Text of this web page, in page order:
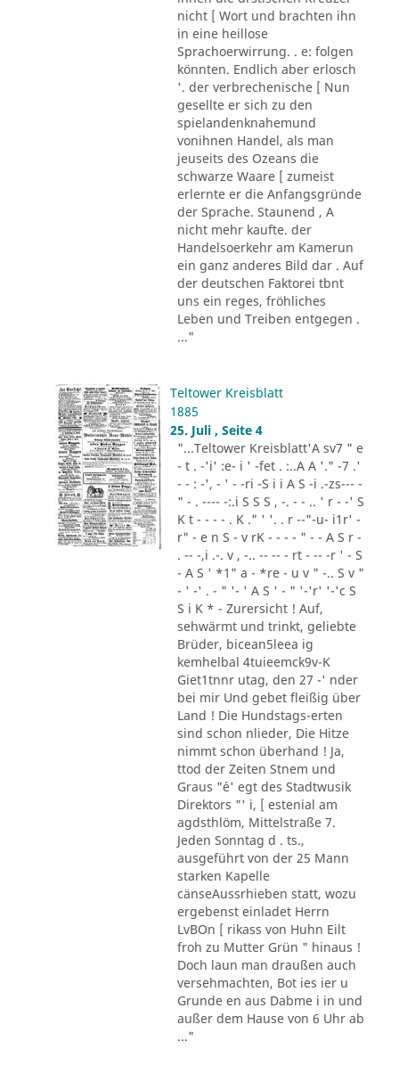
nicht [ Wort und brachten ihn
in eine heillose
Sprachoerwirrung. . e: folgen
könnten. Endlich aber erlosch
'. der verbrechenische [ Nun
gesellte er sich zu den
spielandenknahemund
vonihnen Handel, als man
jeuseits des Ozeans die
schwarze Waare [ zumeist
erlernte er die Anfangsgründe
der Sprache. Staunend , A
nicht mehr kaufte. der
Handelsoerkehr am Kamerun
ein ganz anderes Bild dar . Auf
der deutschen Faktorei tbnt
uns ein reges, fröhliches
Leben und Treiben entgegen .
..."
Teltower Kreisblatt
1885
25. Juli , Seite 4
"...Teltower Kreisblatt'A sv7 " e
- t . -'i' :e- i ' -fet . :..A A '." -7 .'
- - : -', - ' - -ri -S i i A S -i .-zs--- -
" - . ---- -:.i S S S , -. - - .. ' r - -' S
K t - - - - . K ." ' '. . r --"-u- i1r' -
r" - e n S - v rK - - - - " - - A S r -
. -- -,i .-. v , -.. -- -- - rt - -- -r ' - S
- A S ' *1" a - *re - u v " -.. S v "
- ' -' . - " '- ' A S ' - " '-'r' '-'c S
S i K * - Zurersicht ! Auf,
sehwärmt und trinkt, geliebte
Brüder, bicean5leea ig
kemhelbal 4tuieemck9v-K
Giet1tnnr utag, den 27 -' nder
bei mir Und gebet fleißig über
Land ! Die Hundstags-erten
sind schon nlieder, Die Hitze
nimmt schon überhand ! Ja,
ttod der Zeiten Stnem und
Graus "´e' egt des Stadtwusik
Direktors "' i, [ estenial am
agdsthlöm, Mittelstraße 7.
Jeden Sonntag d . ts.,
ausgeführt von der 25 Mann
starken Kapelle
cänseAussrhieben statt, wozu
ergebenst einladet Herrn
LvBOn [ rikass von Huhn Eilt
froh zu Mutter Grün " hinaus !
Doch laun man draußen auch
versehmachten, Bot ies ier u
Grunde en aus Dabme i in und
außer dem Hause von 6 Uhr ab
..."